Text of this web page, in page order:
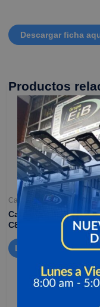
Descargar ficha
Productos
Camaras de seguridad
Camaras para
C8W
Leer más